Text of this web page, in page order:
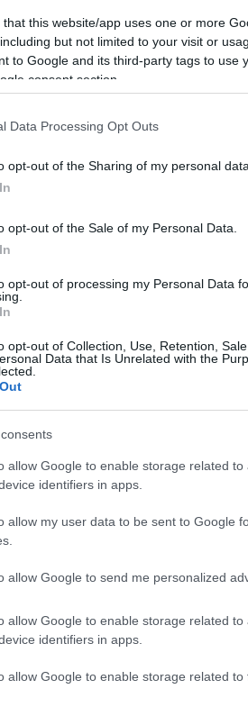
that this website/app uses one or more
but not limited to your visit or
to Google and its third-party tags to use
consent section.
Data Processing Opt Outs
opt-out of the Sharing of my personal data.
opt-out of the Sale of my Personal Data.
opt-out of processing my Personal Data
opt-out of Collection, Use, Retention,
Data that Is Unrelated with the
allow Google to enable storage related
identifiers in apps.
allow my user data to be sent to Google
allow Google to send me personalized
allow Google to enable storage related to
identifiers in apps.
allow Google to enable storage related
Így szerezte vissza bőröndjét a
Egy írországi utas kizárólag azért vett
bőröndjét.